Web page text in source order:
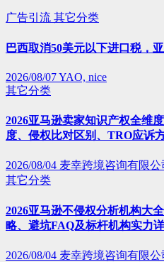
广告引流 其它分类
巴西取消50美元以下进口税，
2026/08/07YAO, nice
其它分类
2026亚马逊卖家知识产权全维
度、侵权比对区别、TRO应诉
2026/08/04 麦幸跨境咨询有限
其它分类
2026亚马逊不侵权分析机构大
略、避坑FAQ及标杆机构实力
2026/08/04 麦幸跨境咨询有限